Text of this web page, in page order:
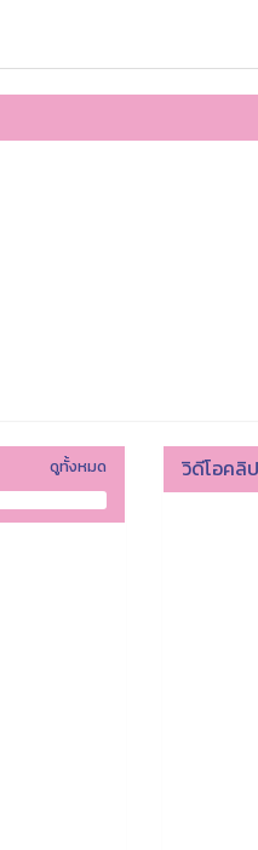
ดูทั้งหมด วิดีโอคลิป